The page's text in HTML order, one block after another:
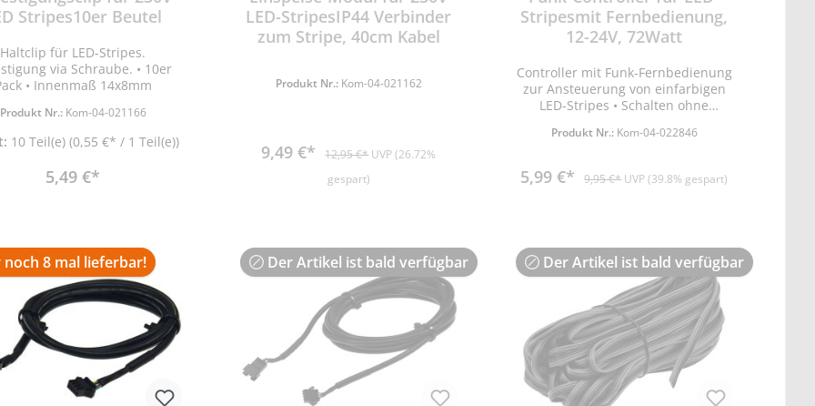
Stripes10er Beutel
Haltclip für LED-Stripes.
via Schraube. • 10er
• Innenmaß 14x8mm
Produkt Nr.: Kom-04-021166
10 Teil(e) (0,55 €* / 1 Teil(e))
5,49 €*
LED-StripesIP44 Verbinder
zum Stripe, 40cm Kabel
Produkt Nr.: Kom-04-021162
9,49 €* 12,95 €* UVP (26.72%
gespart)
Stripesmit Fernbedienung,
12-24V, 72Watt
Controller mit Funk-Fernbedienung
zur Ansteuerung von einfarbigen
LED-Stripes • Schalten ohne
Decken und Wände dank
Tasten für Helligkeit +/-
Dimmfunktion • Tasten für
Geschwindigkeit, Fade in, fade out
• Betrieb 12-24V=, maximal 72W •
Inline Modul nur 45x12x5mm klein
• Anschluss via 5,5/2,1mm Stecker
& Kupplung • Reichweite bis zu
20m
Produkt Nr.: Kom-04-022846
5,99 €* 9,95 €* UVP (39.8% gespart)
noch 8 mal lieferbar! Der Artikel ist bald verfügbar Der Artikel ist bald verfügbar